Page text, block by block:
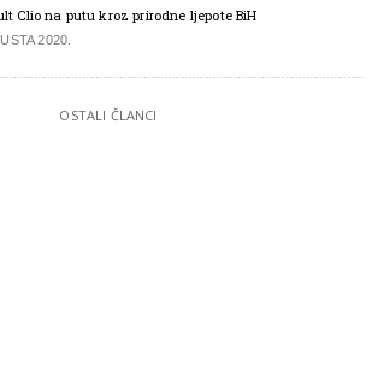
Clio na putu kroz prirodne ljepote BiH
2020.
OSTALI ČLANCI